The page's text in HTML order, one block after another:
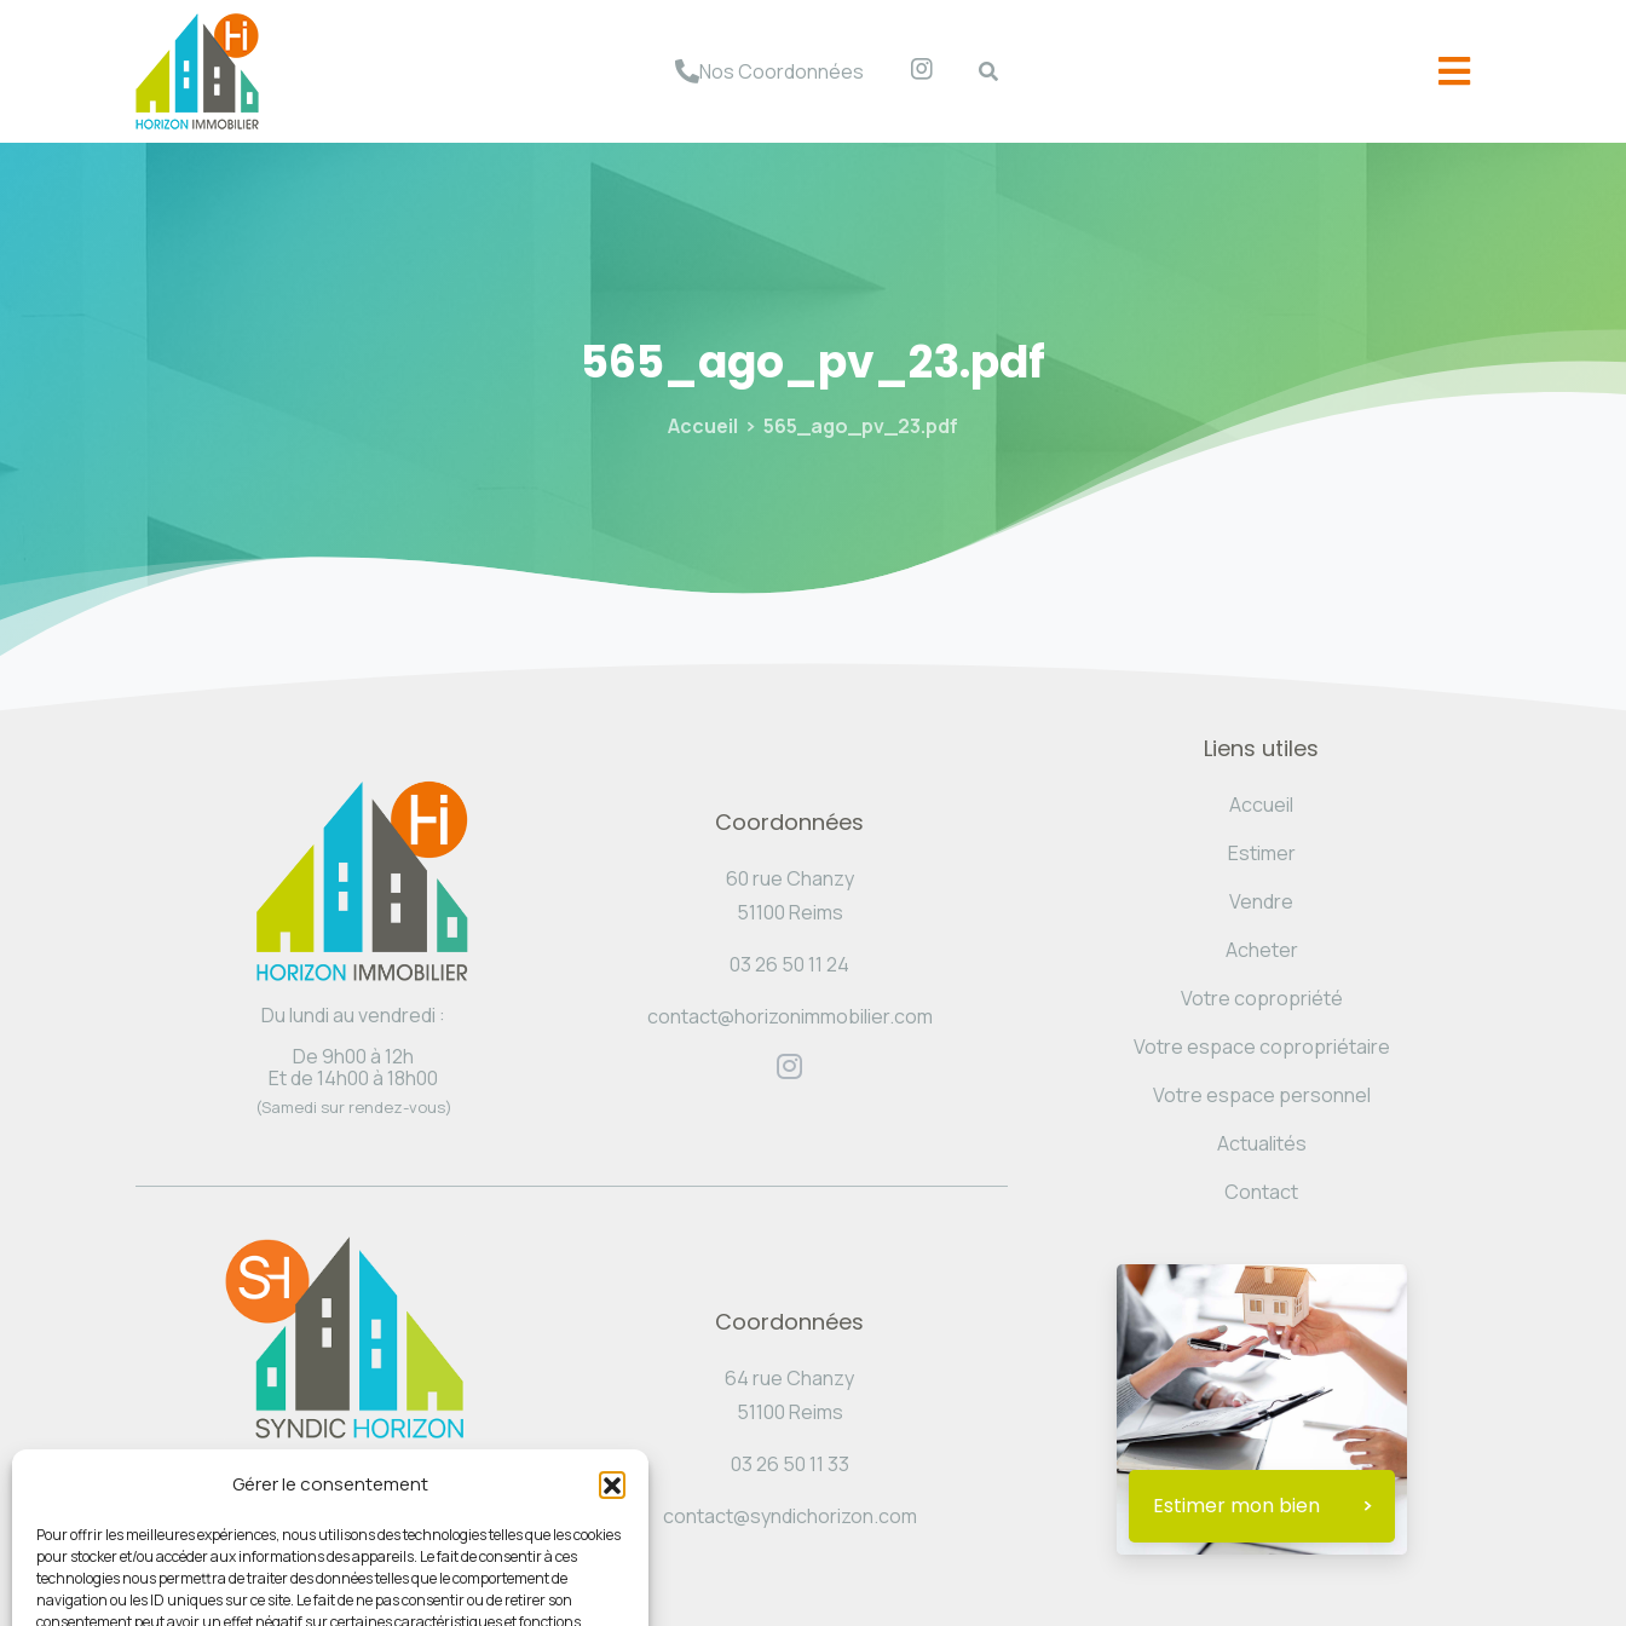
Gérer le consentement
Pour offrir les meilleures expériences, nous utilisons des technologies telles que les cookies
pour stocker et/ou accéder aux informations des appareils. Le fait de consentir à ces
technologies nous permettra de traiter des données telles que le comportement de
navigation ou les ID uniques sur ce site. Le fait de ne pas consentir ou de retirer son
consentement peut avoir un effet négatif sur certaines caractéristiques et fonctions.
Nos Coordonnées
565_ago_pv_23.pdf
Accueil 565_ago_pv_23.pdf
Du lundi au vendredi :
De 9h00 à 12h
Et de 14h00 à 18h00
(Samedi sur rendez-vous)
Coordonnées
60 rue Chanzy
51100 Reims
03 26 50 11 24
contact@horizonimmobilier.com
Du lundi au vendredi :
Et de 14h00 à 18h00
(Samedi sur rendez-vous)
Coordonnées
64 rue Chanzy
51100 Reims
03 26 50 11 33
contact@syndichorizon.com
Liens utiles
Accueil
Estimer
Vendre
Acheter
Votre copropriété
Votre espace copropriétaire
Votre espace personnel
Actualités
Contact
Estimer mon bien